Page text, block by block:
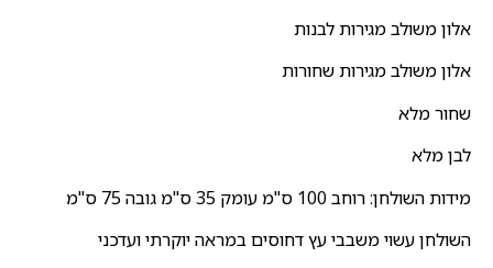
אלון משולב מגירות לבנות
אלון משולב מגירות שחורות
שחור מלא
לבן מלא
מידות השולחן: רוחב 100 ס"מ עומק 35 ס"מ גובה 75 ס"מ
השולחן עשוי משבבי עץ דחוסים במראה יוקרתי ועדכני